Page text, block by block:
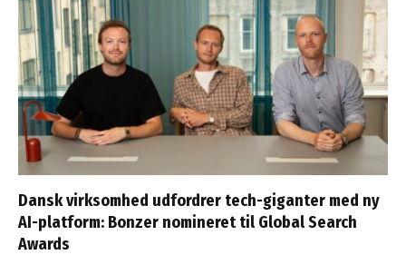
Dansk virksomhed udfordrer tech-giganter med ny
AI-platform: Bonzer nomineret til Global Search
Awards